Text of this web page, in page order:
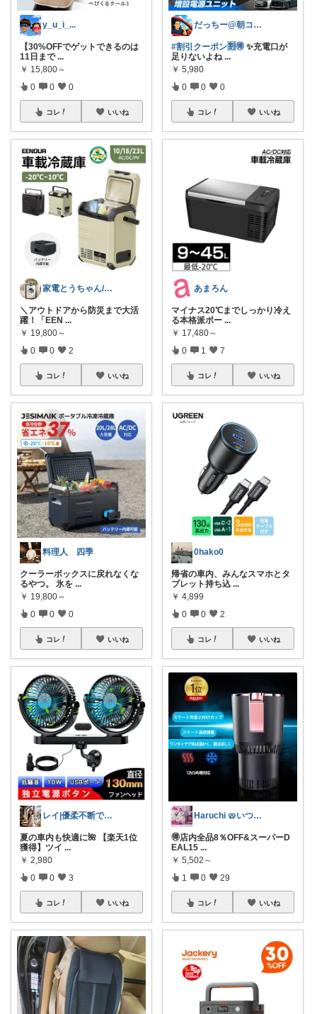
y_u_i_...
【30%OFFでゲットできるのは
11日まで ...
￥ 15,800～
0 0 0
コレ いいね
家電とうちゃん/2児のパパ✨️購入感謝！
​＼アウトドアから防災まで大活
躍！「EEN ...
￥ 19,800～
0 0 2
コレ いいね
料理人 四季
クーラーボックスに戻れなくな
るやつ。 氷を ...
￥ 19,800～
0 0 0
コレ いいね
レイ|優柔不断で選べない🥲
夏の車内も快適に🌺 【楽天1位
獲得】ツイ ...
￥ 2,980
0 0 3
コレ いいね
だっちー@朝コレ5時🚗カー用品探求家
#割引クーポン🈹🉐 ✨充電口が
足りないよね ...
￥ 5,980
0 0 0
コレ いいね
あまろん
マイナス20℃までしっかり冷え
る本格派ポー ...
￥ 17,480～
0 1 7
コレ いいね
0hako0
帰省の車内、みんなスマホとタ
ブレット持ち込 ...
￥ 4,899
0 0 2
コレ いいね
Haruchi 🥨いつもありがとう🌸
🉐店内全品8％OFF&スーパーD
EAL15 ...
￥ 5,502～
1 0 29
コレ いいね